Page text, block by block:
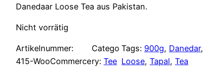
r
s
p
k
u
Danedaar Loose Tea aus Pakistan.
Nicht vorrätig
Artikelnummer:
415-WooCommerce
Catego
ry:Tee
Tags: 900g, Danedar
Loose, Tapal, Tea